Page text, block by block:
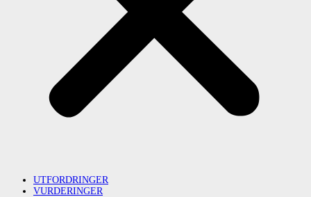
UTFORDRINGER
VURDERINGER